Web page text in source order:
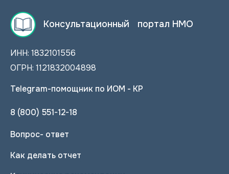
Консультационный портал НМО
ИНН: 1832101556
ОГРН: 1121832004898
Telegram-помощник по ИОМ - КР
8 (800) 551-12-18
Вопрос- ответ
Как делать отчет